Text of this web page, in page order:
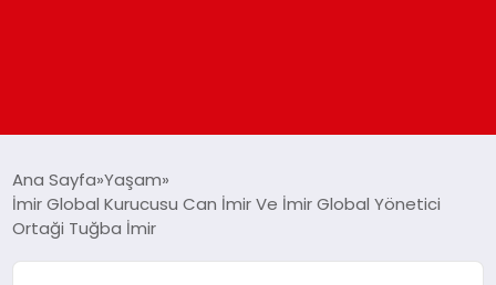
GÜNDEM
Ana Sayfa Yaşam
İmir Global Kurucusu Can İmir Ve İmir Global Yönetici
Ortaği Tuğba İmir